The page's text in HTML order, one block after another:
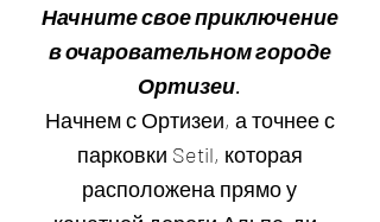
Начните свое приключение
в очаровательном городе
Ортизеи.
Начнем с Ортизеи, а точнее с
парковки Setil, которая
расположена прямо у